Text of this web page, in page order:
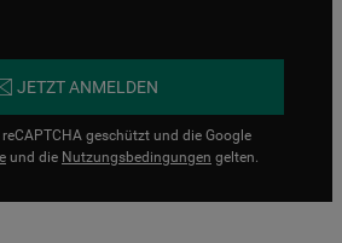
JETZT ANMELDEN
geschützt und die Google
und die Nutzungsbedingungen gelten.